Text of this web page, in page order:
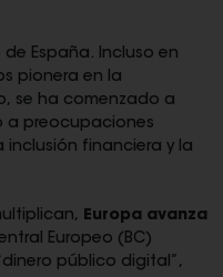
España. Incluso en
pionera en la
se ha comenzado a
a preocupaciones
financiera y la
Europa avanza
Europeo (BC)
público digital”,